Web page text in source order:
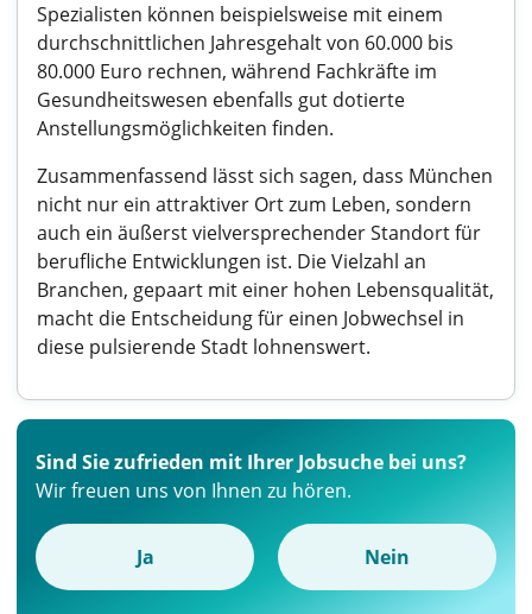
Spezialisten können beispielsweise mit einem
durchschnittlichen Jahresgehalt von 60.000 bis
80.000 Euro rechnen, während Fachkräfte im
Gesundheitswesen ebenfalls gut dotierte
Anstellungsmöglichkeiten finden.
Zusammenfassend lässt sich sagen, dass München
nicht nur ein attraktiver Ort zum Leben, sondern
auch ein äußerst vielversprechender Standort für
berufliche Entwicklungen ist. Die Vielzahl an
Branchen, gepaart mit einer hohen Lebensqualität,
macht die Entscheidung für einen Jobwechsel in
diese pulsierende Stadt lohnenswert.
Sind Sie zufrieden mit Ihrer Jobsuche bei uns?
Wir freuen uns von Ihnen zu hören.
Ja Nein